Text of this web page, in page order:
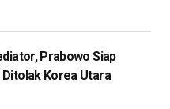
Prabowo Siap
Korea Utara